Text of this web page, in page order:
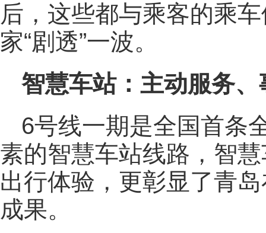
后，这些都与乘客的乘
家“剧透”一波。
智慧车站：主动服务
6号线一期是全国首条
素的智慧车站线路，智
出行体验，更彰显了青
成果。